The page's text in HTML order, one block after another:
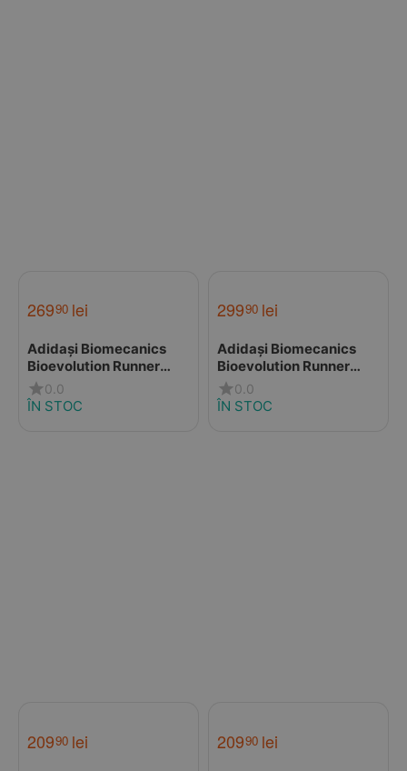
26990 lei
Adidași Biomecanics
Bioevolution Runner
pentru Copii – Roz cu
Velcro și șiret
0.0
ÎN STOC
29990 lei
Adidași Biomecanics
Bioevolution Runner
pentru Copii –
Albastru/Portocaliu cu
0.0
ÎN STOC
20990 lei 20990 lei